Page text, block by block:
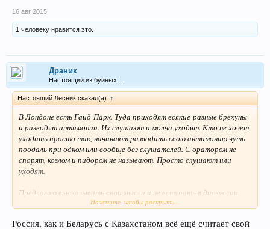
16 авг 2015
1 человеку нравится это.
Драник
Настоящий из буйных...
Настоящий Лесник сказал(а): ↑
В Лондоне есть Гайд-Парк. Туда приходят всякие-разные брехуны
и разводят антимонии. Их слушают и молча уходят. Кто не хочет
уходить просто так, начинают разводить свою антимонию чуть
поодаль при одном или вообще без слушателей. С оратором не
спорят, козлом и пидором не называют. Просто слушают или
уходят.
Предлагаю высказывать свои мысли и не вступать в дискуссии.
Высказался без всякой связи с предыдущими постами и ушёл.
========================= - Начинаем -
Нажмите, чтобы раскрыть...
Россия, как и Беларусь с Казахстаном всё ещё считает свой